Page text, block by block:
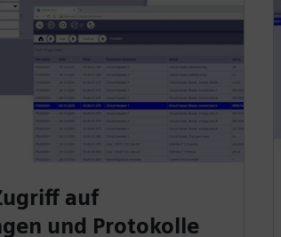
auf
und Protokolle